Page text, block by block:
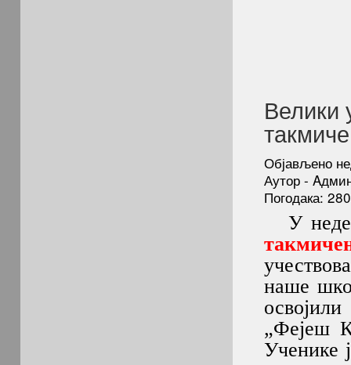
Велики
Објављено
Аутор -
Погодака:
У
наше
„Фејеш
Ученике